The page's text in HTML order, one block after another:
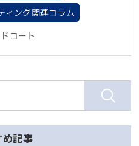
ィング関連コラム
コート
め記事